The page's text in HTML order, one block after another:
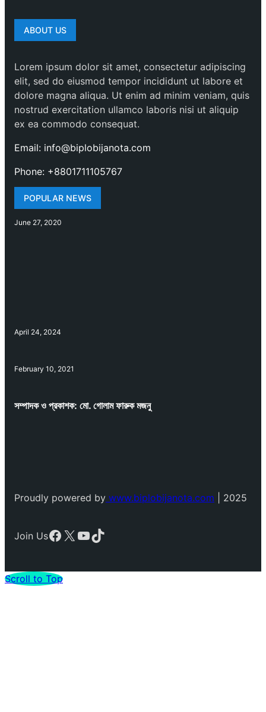
ABOUT US
Lorem ipsum dolor sit amet, consectetur adipiscing
elit, sed do eiusmod tempor incididunt ut labore et
dolore magna aliqua. Ut enim ad minim veniam, quis
nostrud exercitation ullamco laboris nisi ut aliquip
ex ea commodo consequat.
Email: info@biplobijanota.com
Phone: +8801711105767
POPULAR NEWS
June 27, 2020
April 24, 2024
February 10, 2021
সম্পাদক ও প্রকাশক: মো. গোলাম ফারুক মজনু
Proudly powered by www.biplobijanota.com | 2025
Join UsFacebook
X YouTube
TikTok
Scroll to Top